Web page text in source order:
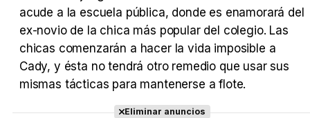
Tráiler Oficial en VOSE 'The Audacity'
acude a la escuela pública, donde es enamorará del
ex-novio de la chica más popular del colegio. Las
chicas comenzarán a hacer la vida imposible a
Cady, y ésta no tendrá otro remedio que usar sus
mismas tácticas para mantenerse a flote.
Eliminar anuncios